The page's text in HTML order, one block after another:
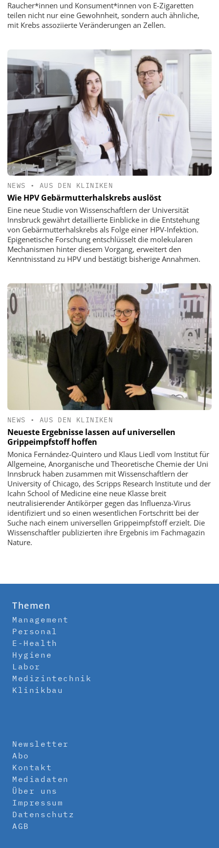
Raucher*innen und Konsument*innen von E-Zigaretten
teilen nicht nur eine Gewohnheit, sondern auch ähnliche,
mit Krebs assoziierte Veränderungen an Zellen.
NEWS • AUS DEN KLINIKEN
Wie HPV Gebärmutterhalskrebs auslöst
Eine neue Studie von Wissenschaftlern der Universität
Innsbruck gewährt detaillierte Einblicke in die Entstehung
von Gebärmutterhalskrebs als Folge einer HPV-Infektion.
Epigenetische Forschung entschlüsselt die molekularen
Mechanismen hinter diesem Vorgang, erweitert den
Kenntnisstand zu HPV und bestätigt bisherige Annahmen.
NEWS • AUS DEN KLINIKEN
Neueste Ergebnisse lassen auf universellen
Grippeimpfstoff hoffen
Monica Fernández-Quintero und Klaus Liedl vom Institut für
Allgemeine, Anorganische und Theoretische Chemie der Uni
Innsbruck haben zusammen mit Wissenschaftlern der
University of Chicago, des Scripps Research Institute und der
Icahn School of Medicine eine neue Klasse breit
neutralisierender Antikörper gegen das Influenza-Virus
identifiziert und so einen wesentlichen Fortschritt bei der
Suche nach einem universellen Grippeimpfstoff erzielt. Die
Wissenschaftler publizierten ihre Ergebnis im Fachmagazin
Nature.
Themen
Management
Personal
E-Health
Hygiene
Labor
Medizintechnik
Klinikbau
Newsletter
Abo
Kontakt
Mediadaten
Über uns
Impressum
Datenschutz
AGB